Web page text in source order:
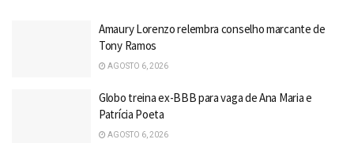
Amaury Lorenzo relembra conselho marcante de
Tony Ramos
AGOSTO 6, 2026
Globo treina ex-BBB para vaga de Ana Maria e
Patrícia Poeta
AGOSTO 6, 2026